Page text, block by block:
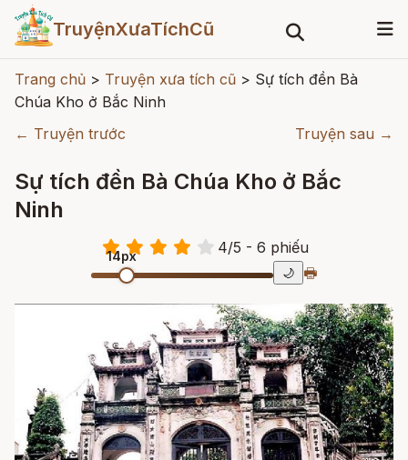
TruyệnXưaTíchCũ
Trang chủ > Truyện xưa tích cũ > Sự tích đền Bà
Chúa Kho ở Bắc Ninh
← Truyện trước
Truyện sau →
Sự tích đền Bà Chúa Kho ở Bắc
Ninh
4/5 - 6 phiếu
14px
🌙 🖶